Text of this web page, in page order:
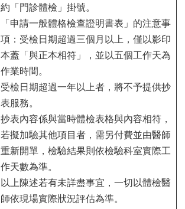
約「門診體檢」掛號。
「申請一般體格檢查證明書表」的注意事
項：受檢日期超過三個月以上，僅以影印
本蓋「與正本相符」，並以五個工作天為
作業時間。
受檢日期超過一年以上者，將不予提供抄
表服務。
抄表內容係與當時體檢表格與內容相符，
若擬加驗其他項目者，需另付費並由醫師
重新開單，檢驗結果則依檢驗科室實際工
作天數為準。
以上陳述若有未詳盡事宜，一切以體檢醫
師依現場實際狀況評估為準。